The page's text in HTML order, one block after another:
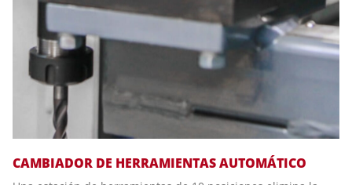
CAMBIADOR DE HERRAMIENTAS AUTOMÁTICO